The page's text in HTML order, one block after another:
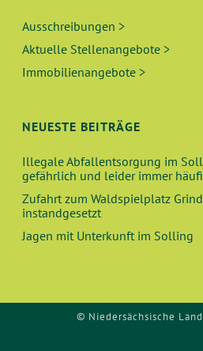
Ausschreibungen >
Aktuelle Stellenangebote >
Immobilienangebote >
NEUESTE BEITRÄGE
Illegale Abfallentsorgung im
gefährlich und leider immer
Zufahrt zum Waldspielplatz
instandgesetzt
Jagen mit Unterkunft im Solling
© Niedersächsische